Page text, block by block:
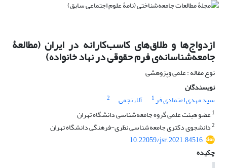
ازدواج‌ها و طلاق‌های کاسب‌کارانه در ایران ‌(‌مطالعۀ
جامعه‌شناسانه‌ی فرم حقوقی در نهاد خانواده)
نوع مقاله : علمی وپزوهشی
نویسندگان
سید مهدی اعتمادی فر1 آلاء نجمی
2
1عضو هیئت علمی گروه جامعه‌شناسی دانشگاه تهران
2دانشجوی دکتری جامعه‌شناسی نظری-فرهنگی دانشگاه تهران
10.22059/jsr.2021.84516
چکیده